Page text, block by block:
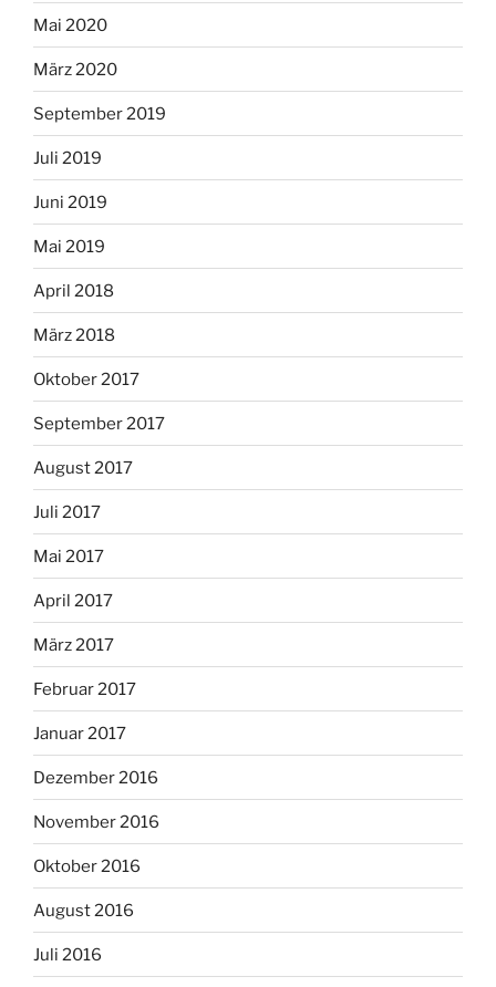
Mai 2020
März 2020
September 2019
Juli 2019
Juni 2019
Mai 2019
April 2018
März 2018
Oktober 2017
September 2017
August 2017
Juli 2017
Mai 2017
April 2017
März 2017
Februar 2017
Januar 2017
Dezember 2016
November 2016
Oktober 2016
August 2016
Juli 2016